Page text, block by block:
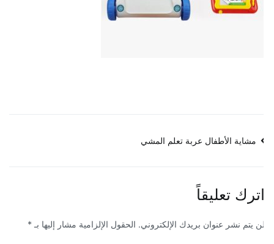
مشاية الأطفال عربة تعلم المشي
تعليقاً
يتم نشر عنوان بريدك الإلكتروني. الحقول الإلزامية مشار إليها بـ *